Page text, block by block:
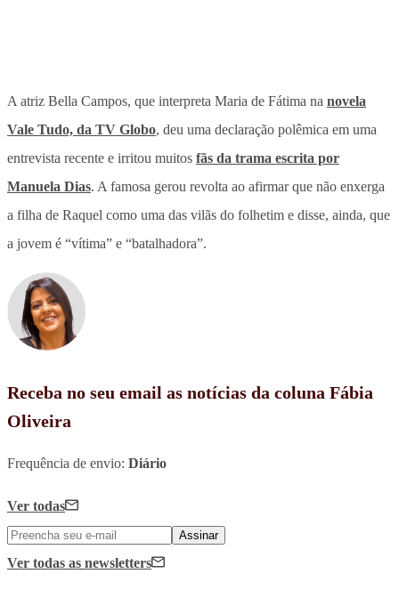
A atriz Bella Campos, que interpreta Maria de Fátima na novela
Vale Tudo, da TV Globo, deu uma declaração polêmica em uma
entrevista recente e irritou muitos fãs da trama escrita por
Manuela Dias. A famosa gerou revolta ao afirmar que não enxerga
a filha de Raquel como uma das vilãs do folhetim e disse, ainda, que
a jovem é “vítima” e “batalhadora”.
Receba no seu email as notícias da coluna Fábia
Oliveira
Frequência de envio: Diário
Ver todas
Assinar
Ver todas as newsletters